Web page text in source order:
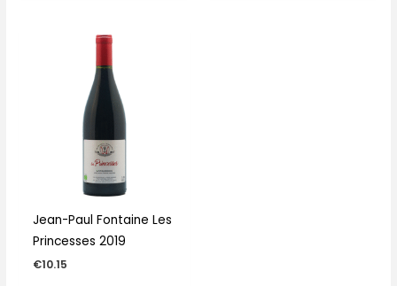
Jean-Paul Fontaine Les
Princesses 2019
€10.15